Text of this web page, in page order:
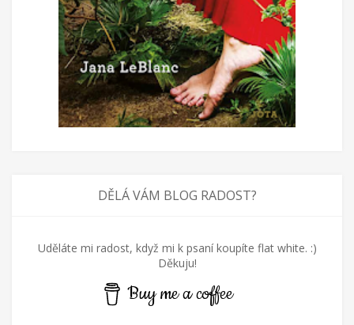
DĚLÁ VÁM BLOG RADOST?
Uděláte mi radost, když mi k psaní koupíte flat white. :)
Děkuju!
Buy me a coffee